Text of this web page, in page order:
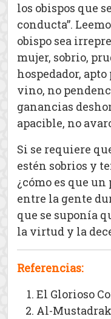
los obispos que
conducta”.
obispo sea
mujer, sobrio,
hospedador,
vino, no
ganancias
apacible, no
Si se requiere
estén sobrios y
¿cómo es que
entre la gente
que se suponía
la virtud y la
Referencias:
El Glorioso
Al-